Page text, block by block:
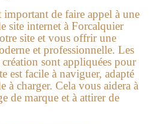
important de faire appel à une
site internet à Forcalquier
site et vous offrir une
et professionnelle. Les
sont appliquées pour
est facile à naviguer, adapté
à charger. Cela vous aidera à
de marque et à attirer de